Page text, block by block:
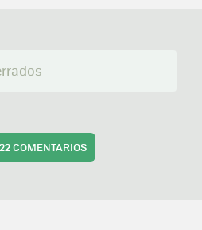
22 COMENTARIOS